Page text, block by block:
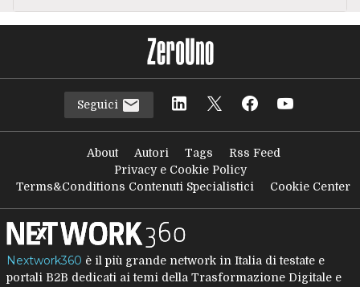
Seguici
About Autori Tags
Rss Feed
Privacy e Cookie Policy
Terms&Conditions Contenuti Specialistici
Cookie Center
Nextwork360 è il più grande network in Italia di testate e
portali B2B dedicati ai temi della Trasformazione Digitale e